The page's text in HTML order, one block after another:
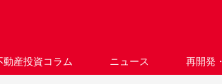
動産投資コラム ニュース 再開発